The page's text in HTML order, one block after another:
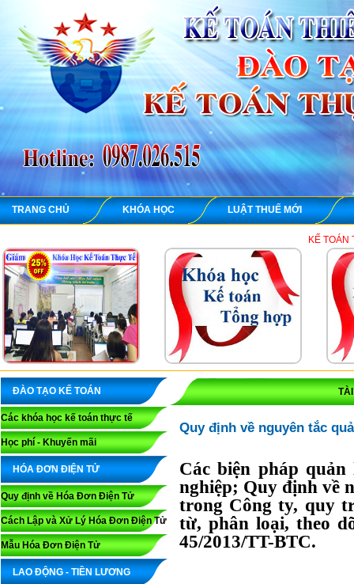
TRANG CHỦ KHÓA HỌC LUẬT THUẾ MỚI
KẾ TOÁN THIÊN
ĐÀO TẠO KẾ TOÁN
Các khóa học kế toán thực tế
Học phí - Khuyến mãi
HÓA ĐƠN ĐIỆN TỬ
Quy định về Hóa Đơn Điện Tử
Cách Lập và Xử Lý Hóa Đơn Điện Tử
Mẫu Hóa Đơn Điện Tử
LAO ĐỘNG - TIỀN LƯƠNG
Quy định về nguyên tắc
Các biện pháp
nghiệp; Quy định về
trong Công ty, quy
từ, phân loại, theo
45/2013/TT-BTC.